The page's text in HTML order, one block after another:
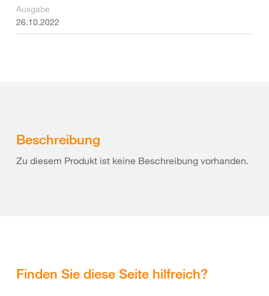
Ausgabe
26.10.2022
Beschreibung
Zu diesem Produkt ist keine Beschreibung vorhanden.
Finden Sie diese Seite hilfreich?